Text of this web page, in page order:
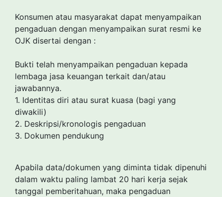
Konsumen atau masyarakat dapat menyampaikan
pengaduan dengan menyampaikan surat resmi ke
OJK disertai dengan :
Bukti telah menyampaikan pengaduan kepada
lembaga jasa keuangan terkait dan/atau
jawabannya.
1. Identitas diri atau surat kuasa (bagi yang
diwakili)
2. Deskripsi/kronologis pengaduan
3. Dokumen pendukung
Apabila data/dokumen yang diminta tidak dipenuhi
dalam waktu paling lambat 20 hari kerja sejak
tanggal pemberitahuan, maka pengaduan